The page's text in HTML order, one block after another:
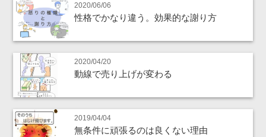
2020/06/06
性格でかなり違う。効果的な謝り方
2020/04/20
動線で売り上げが変わる
2019/04/04
無条件に頑張るのは良くない理由